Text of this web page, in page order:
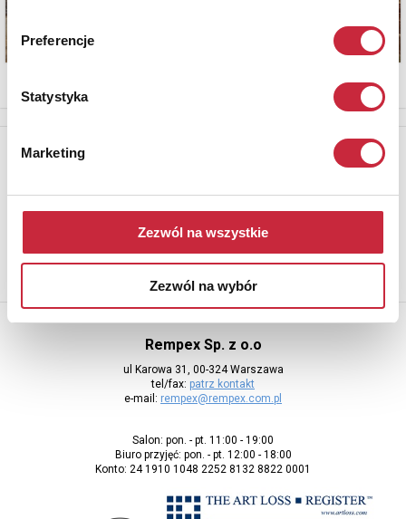
Preferencje
Statystyka
Marketing
Zezwól na wszystkie
Zezwól na wybór
adres e-mail
Rempex Sp. z o.o
ul Karowa 31, 00-324 Warszawa
tel/fax: patrz kontakt
e-mail: rempex@rempex.com.pl
Salon: pon. - pt. 11:00 - 19:00
Biuro przyjęć: pon. - pt. 12:00 - 18:00
Konto: 24 1910 1048 2252 8132 8822 0001